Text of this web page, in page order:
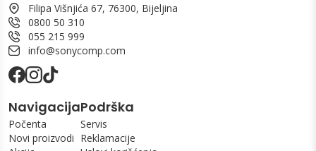
Filipa Višnjića 67, 76300, Bijeljina
0800 50 310
055 215 999
info@sonycomp.com
Navigacija
Počenta
Novi proizvodi
Podrška
Servis
Reklamacije